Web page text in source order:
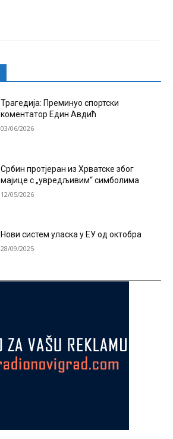
Трагедија: Преминуо спортски
коментатор Един Авдић
03/06/2026
Србин протјеран из Хрватске због
мајице с „увредљивим“ симболима
12/05/2026
Нови систем уласка у ЕУ од октобра
28/09/2025